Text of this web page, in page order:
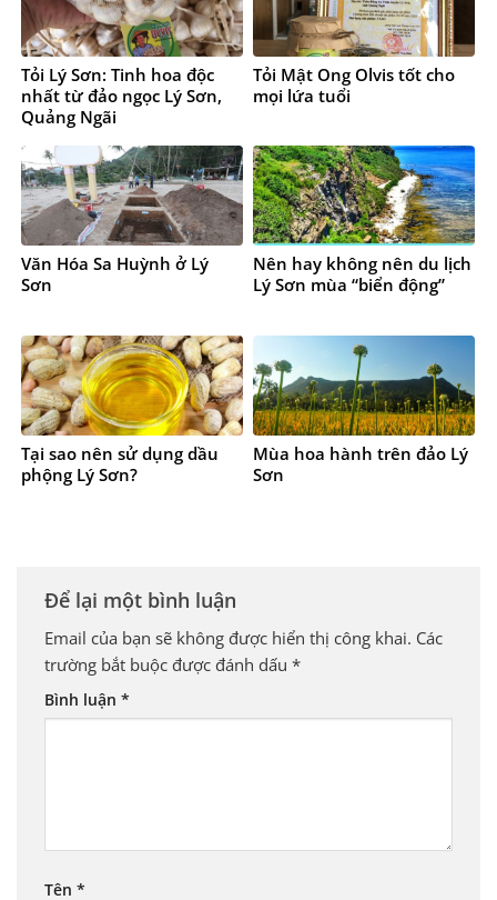
Tỏi Lý Sơn: Tinh hoa độc
nhất từ đảo ngọc Lý Sơn,
Quảng Ngãi
Tỏi Mật Ong Olvis tốt cho
mọi lứa tuổi
Văn Hóa Sa Huỳnh ở Lý
Sơn
Nên hay không nên du lịch
Lý Sơn mùa “biển động”
Tại sao nên sử dụng dầu
phộng Lý Sơn?
Mùa hoa hành trên đảo Lý
Sơn
Để lại một bình luận
Email của bạn sẽ không được hiển thị công khai. Các
trường bắt buộc được đánh dấu *
Bình luận *
Tên *